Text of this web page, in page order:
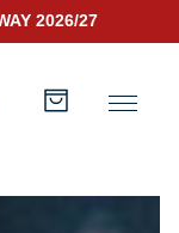
2026/27